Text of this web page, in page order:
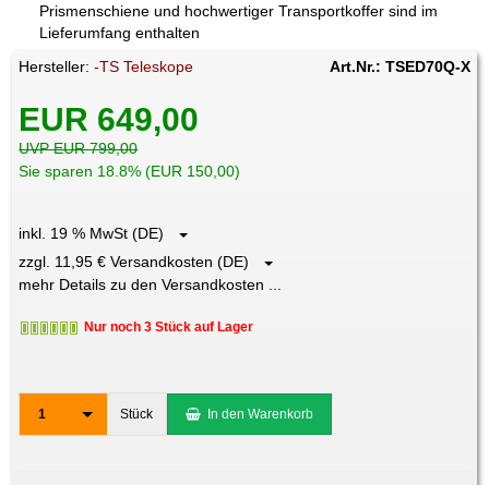
Prismenschiene und hochwertiger Transportkoffer sind im
Lieferumfang enthalten
Hersteller:-TS Teleskope Art.Nr.: TSED70Q-X
EUR 649,00
UVP EUR 799,00
Sie sparen 18.8% (EUR 150,00)
inkl. 19 % MwSt (DE)
zzgl. 11,95 € Versandkosten (DE)
mehr Details zu den Versandkosten ...
Nur noch 3 Stück auf Lager
1 Stück In den Warenkorb